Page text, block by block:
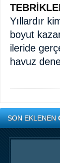
Yıllardır
boyut
ileride
havuz
SON EKLENEN